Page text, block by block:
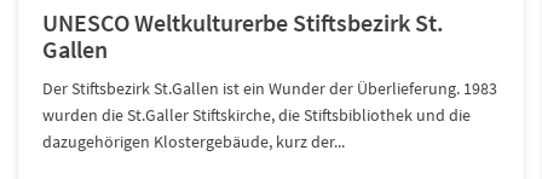
UNESCO Weltkulturerbe Stiftsbezirk St.
Gallen
Der Stiftsbezirk St.Gallen ist ein Wunder der Überlieferung. 1983
wurden die St.Galler Stiftskirche, die Stiftsbibliothek und die
dazugehörigen Klostergebäude, kurz der...